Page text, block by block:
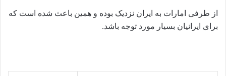
از طرفی امارات به ایران نزدیک بوده و همین باعث شده است که
برای ایرانیان بسیار مورد توجه باشد.